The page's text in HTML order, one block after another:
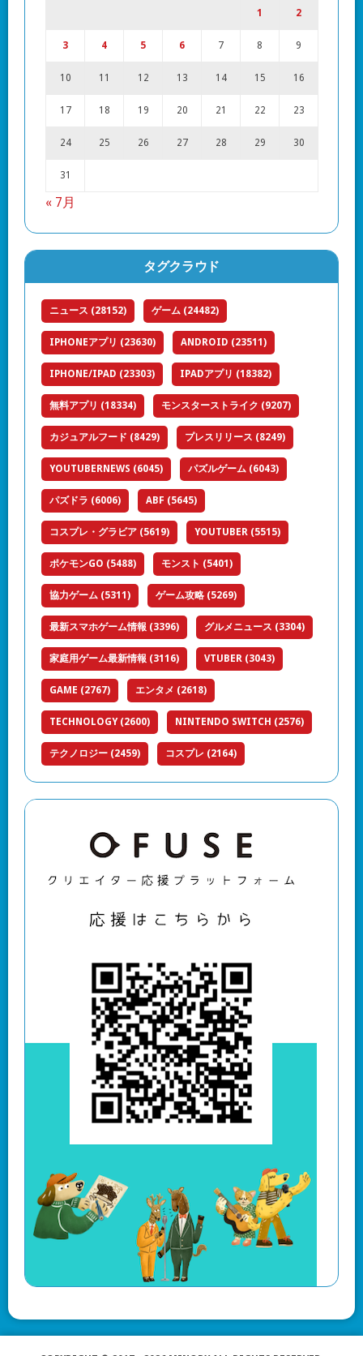
1 2
3 4 5 6 7 8 9
10 11 12 13 14 15 16
17 18 19 20 21 22 23
24 25 26 27 28 29 30
31
« 7月
タグクラウド
ニュース (28152) ゲーム (24482)
IPHONEアプリ (23630) ANDROID (23511)
IPHONE/IPAD (23303) IPADアプリ (18382)
無料アプリ (18334) モンスターストライク (9207)
カジュアルフード (8429) プレスリリース (8249)
YOUTUBERNEWS (6045) パズルゲーム (6043)
パズドラ (6006) ABF (5645)
コスプレ・グラビア (5619) YOUTUBER (5515)
ポケモンGO (5488) モンスト (5401)
協力ゲーム (5311) ゲーム攻略 (5269)
最新スマホゲーム情報 (3396) グルメニュース (3304)
家庭用ゲーム最新情報 (3116) VTUBER (3043)
GAME (2767) エンタメ (2618)
TECHNOLOGY(2600) NINTENDO SWITCH (2576)
テクノロジー (2459) コスプレ (2164)